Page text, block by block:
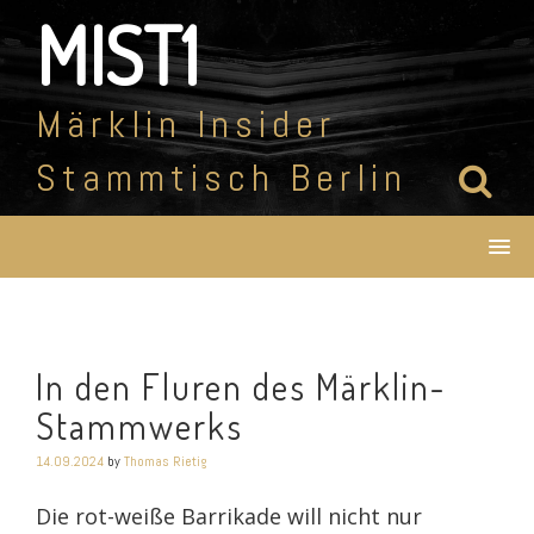
to
contentMIST1
Märklin Insider
Stammtisch Berlin
In den Fluren des Märklin-
Stammwerks
14.09.2024 byThomas Rietig
Die rot-weiße Barrikade will nicht nur